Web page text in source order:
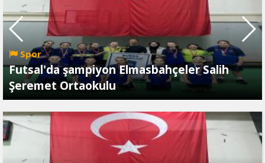
Spor
Futsal'da şampiyon Elmasbahçeler Salih
Şeremet Ortaokulu